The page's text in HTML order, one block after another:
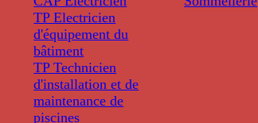
TP Electricien
d'équipement du
bâtiment
TP Technicien
d'installation et de
maintenance de
piscines